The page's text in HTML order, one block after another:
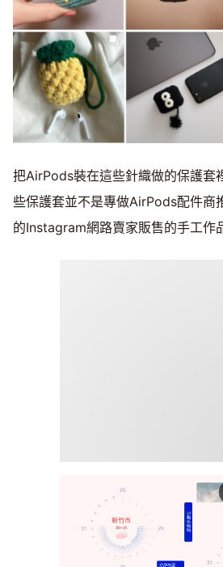
把AirPods裝在這些針織做的保護套
些保護套並不是專做AirPods配件商
的Instagram網路賣家販售的手工作